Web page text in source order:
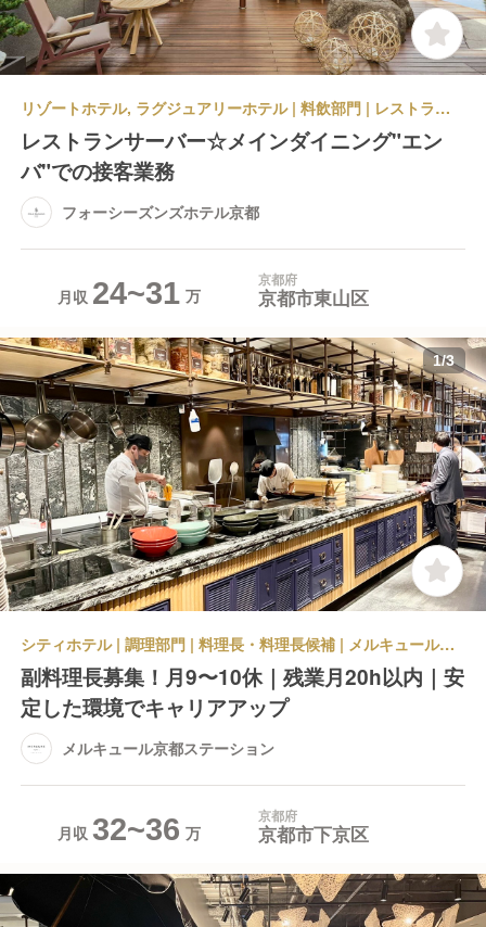
リゾートホテル, ラグジュアリーホテル | 料飲部門 | レストランサービス・ホールスタッフ | フォーシーズンズホテル京都
レストランサーバー☆メインダイニング"エン
バ"での接客業務
フォーシーズンズホテル京都
月収 24~31 京都府
京都市東山区
1/3
シティホテル | 調理部門 | 料理長・料理長候補 | メルキュール京都ステーション
副料理長募集！月9〜10休｜残業月20h以内｜安
定した環境でキャリアアップ
メルキュール京都ステーション
月収 32~36 京都府
京都市下京区